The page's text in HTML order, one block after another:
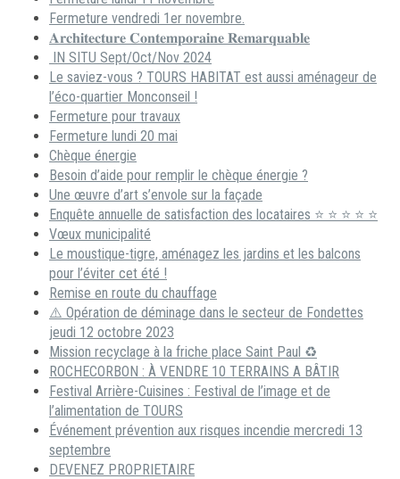
Fermeture vendredi 1er novembre.
𝐀𝐫𝐜𝐡𝐢𝐭𝐞𝐜𝐭𝐮𝐫𝐞 𝐂𝐨𝐧𝐭𝐞𝐦𝐩𝐨𝐫𝐚𝐢𝐧𝐞 𝐑𝐞𝐦𝐚𝐫𝐪𝐮𝐚𝐛𝐥𝐞
IN SITU Sept/Oct/Nov 2024
Le saviez-vous ? TOURS HABITAT est aussi aménageur de
l’éco-quartier Monconseil !
Fermeture pour travaux
Fermeture lundi 20 mai
Chèque énergie
Besoin d’aide pour remplir le chèque énergie ?
Une œuvre d’art s’envole sur la façade
Enquête annuelle de satisfaction des locataires ⭐ ⭐ ⭐ ⭐ ⭐
Vœux municipalité
Le moustique-tigre, aménagez les jardins et les balcons
pour l’éviter cet été !
Remise en route du chauffage
⚠️ Opération de déminage dans le secteur de Fondettes
jeudi 12 octobre 2023
Mission recyclage à la friche place Saint Paul ♻️
ROCHECORBON : À VENDRE 10 TERRAINS A BÂTIR
Festival Arrière-Cuisines : Festival de l’image et de
l’alimentation de TOURS
Événement prévention aux risques incendie mercredi 13
septembre
DEVENEZ PROPRIETAIRE